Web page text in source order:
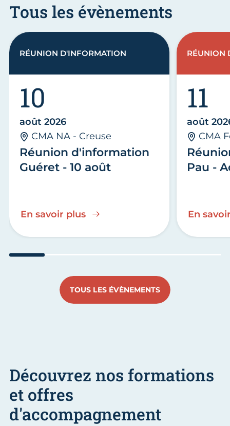
Tous les évènements
Réunion d'information
Guéret - 10 août
10
août 2026
CMA NA - Creuse
En savoir plus
RÉUNION D'INFORMATION
Pau -
11
août
CMA
En
RÉUNION
TOUS LES ÉVÈNEMENTS
Découvrez nos formations
et offres
d'accompagnement